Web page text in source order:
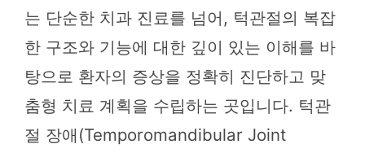
는 단순한 치과 진료를 넘어, 턱관절의 복잡
한 구조와 기능에 대한 깊이 있는 이해를 바
탕으로 환자의 증상을 정확히 진단하고 맞
춤형 치료 계획을 수립하는 곳입니다. 턱관
절 장애(Temporomandibular Joint